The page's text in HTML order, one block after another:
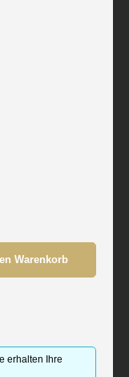
benutze die Schaltflächen um
Warenkorb
erhalten Ihre